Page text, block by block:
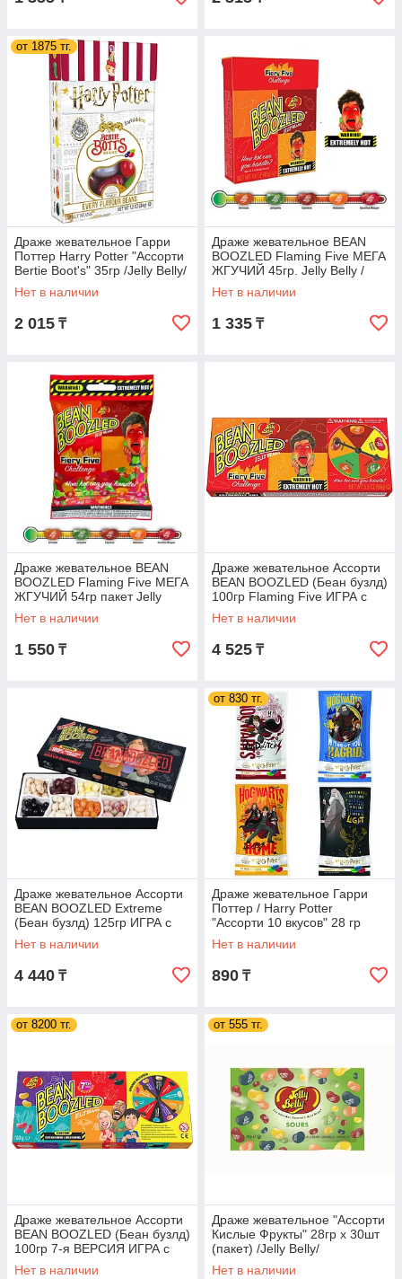
от 1875 тг.
Драже жевательное Гарри
Поттер Harry Potter "Ассорти
Bertie Boot's" 35гр /Jelly Belly/
(24 шт. в уп)
Нет в наличии
2 015 ₸
Драже жевательное BEAN
BOOZLED Flaming Five МЕГА
ЖГУЧИЙ 45гр. Jelly Belly /
США
Нет в наличии
1 335 ₸
Драже жевательное BEAN
BOOZLED Flaming Five МЕГА
ЖГУЧИЙ 54гр пакет Jelly
Belly / США
Нет в наличии
1 550 ₸
Драже жевательное Ассорти
BEAN BOOZLED (Беан бузлд)
100гр Flaming Five ИГРА с
вращающимся диском
Нет в наличии
4 525 ₸
Драже жевательное Ассорти
BEAN BOOZLED Extreme
(Беан бузлд) 125гр ИГРА с
вращающимся диском
Нет в наличии
4 440 ₸
от 830 тг.
Драже жевательное Гарри
Поттер / Harry Potter
"Ассорти 10 вкусов" 28 гр
(пакет) /Jelly Belly/
Нет в наличии
890 ₸
от 8200 тг.
Драже жевательное Ассорти
BEAN BOOZLED (Беан бузлд)
100гр 7-я ВЕРСИЯ ИГРА с
вращающимся диском
Нет в наличии
от 555 тг.
Драже жевательное "Ассорти
Кислые Фрукты" 28гр х 30шт
(пакет) /Jelly Belly/
Нет в наличии